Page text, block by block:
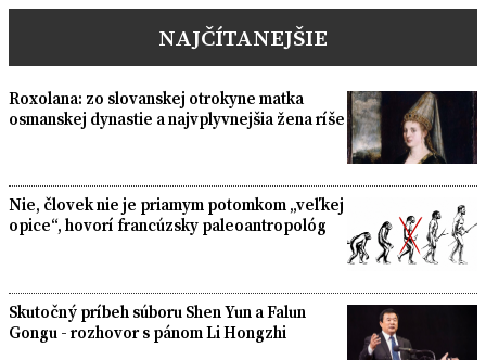
NAJČÍTANEJŠIE
Roxolana: zo slovanskej otrokyne matka
osmanskej dynastie a najvplyvnejšia žena ríše
Nie, človek nie je priamym potomkom „veľkej
opice“, hovorí francúzsky paleoantropológ
Skutočný príbeh súboru Shen Yun a Falun
Gongu - rozhovor s pánom Li Hongzhi